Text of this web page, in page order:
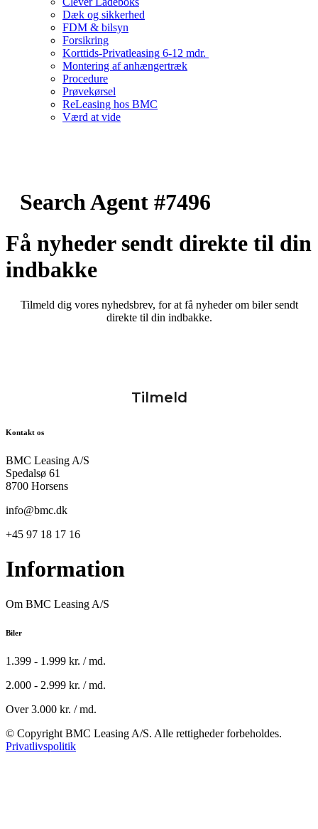
Dæk og sikkerhed
FDM & bilsyn
Forsikring
Korttids-Privatleasing 6-12 mdr.
Montering af anhængertræk
Procedure
Prøvekørsel
ReLeasing hos BMC
Værd at vide
Search Agent #7496
Få nyheder sendt direkte til din
indbakke
Tilmeld dig vores nyhedsbrev, for at få nyheder om biler sendt
direkte til din indbakke.
Kontakt os
BMC Leasing A/S
Spedalsø 61
8700 Horsens
info@bmc.dk
+45 97 18 17 16
Information
Om BMC Leasing A/S
Biler
1.399 - 1.999 kr. / md.
2.000 - 2.999 kr. / md.
Over 3.000 kr. / md.
© Copyright BMC Leasing A/S. Alle rettigheder forbeholdes.
Privatlivspolitik